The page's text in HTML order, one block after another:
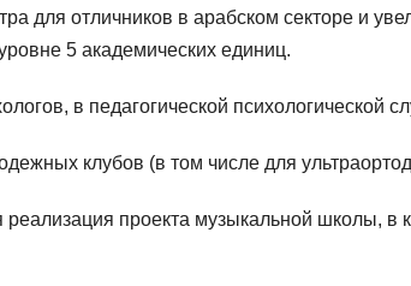
для отличников в арабском секторе и
5 академических единиц.
в педагогической психологической
клубов (в том числе для
проекта музыкальной школы, в